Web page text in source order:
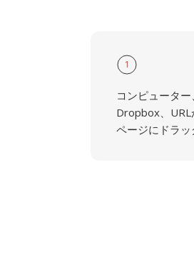
1
コンピューター
Dropbox、URL
ページにドラ